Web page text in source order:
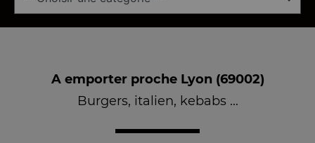
A emporter proche Lyon (69002)
Burgers, italien, kebabs ...